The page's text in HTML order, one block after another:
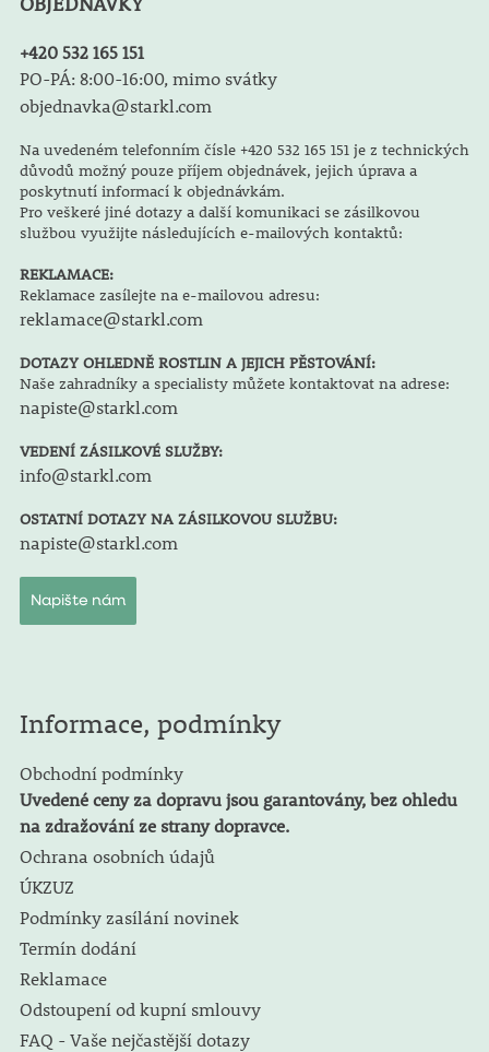
+420 532 165 151
PO-PÁ: 8:00-16:00, mimo svátky
objednavka@starkl.com
Na uvedeném telefonním čísle +420 532 165 151 je z technických
důvodů možný pouze příjem objednávek, jejich úprava a
poskytnutí informací k objednávkám.
Pro veškeré jiné dotazy a další komunikaci se zásilkovou
službou využijte následujících e-mailových kontaktů:
REKLAMACE:
Reklamace zasílejte na e-mailovou adresu:
reklamace@starkl.com
DOTAZY OHLEDNĚ ROSTLIN A JEJICH PĚSTOVÁNÍ:
Naše zahradníky a specialisty můžete kontaktovat na adrese:
napiste@starkl.com
VEDENÍ ZÁSILKOVÉ SLUŽBY:
info@starkl.com
OSTATNÍ DOTAZY NA ZÁSILKOVOU SLUŽBU:
napiste@starkl.com
Napište nám
Informace, podmínky
Obchodní podmínky
Uvedené ceny za dopravu jsou garantovány, bez ohledu
na zdražování ze strany dopravce.
Ochrana osobních údajů
ÚKZUZ
Podmínky zasílání novinek
Termín dodání
Reklamace
Odstoupení od kupní smlouvy
FAQ - Vaše nejčastější dotazy